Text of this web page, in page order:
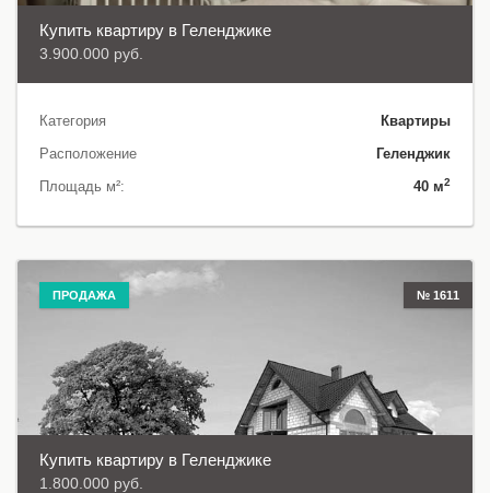
Купить квартиру в Геленджике
3.900.000 руб.
Категория
Квартиры
Расположение
Геленджик
Площадь м²:
40 м2
ПРОДАЖА № 1611
Купить квартиру в Геленджике
1.800.000 руб.